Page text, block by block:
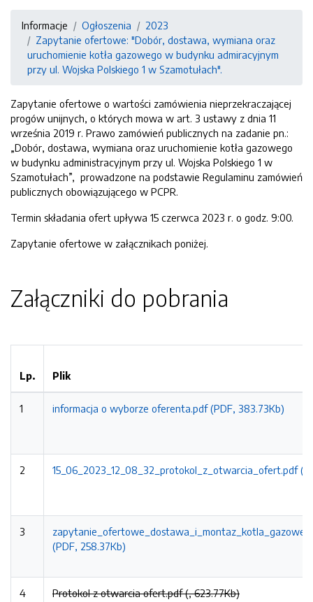
Informacje Ogłoszenia
2023
Zapytanie ofertowe: "Dobór, dostawa, wymiana oraz
uruchomienie kotła gazowego w budynku admiracyjnym
przy ul. Wojska Polskiego 1 w Szamotułach".
Zapytanie ofertowe o wartości zamówienia nieprzekraczającej
progów unijnych, o których mowa w art. 3 ustawy z dnia 11
września 2019 r. Prawo zamówień publicznych na zadanie pn.:
„Dobór, dostawa, wymiana oraz uruchomienie kotła gazowego
w budynku administracyjnym przy ul. Wojska Polskiego 1 w
Szamotułach”, prowadzone na podstawie Regulaminu zamówień
publicznych obowiązującego w PCPR.
Termin składania ofert upływa 15 czerwca 2023 r. o godz. 9:00.
Zapytanie ofertowe w załącznikach poniżej.
Załączniki do pobrania
Lp. Plik
1 informacja o wyborze oferenta.pdf (PDF, 383.73Kb)
2 15_06_2023_12_08_32_protokol_z_otwarcia_ofert.pdf
3
(PDF, 258.37Kb)
4 Protokol z otwarcia ofert.pdf (, 623.77Kb)